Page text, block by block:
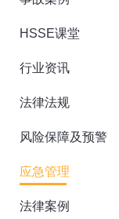
HSSE课堂
行业资讯
法律法规
风险保障及预警
应急管理
法律案例